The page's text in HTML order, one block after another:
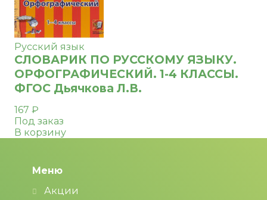
Русский язык
СЛОВАРИК ПО РУССКОМУ ЯЗЫКУ.
ОРФОГРАФИЧЕСКИЙ. 1-4 КЛАССЫ.
ФГОС Дьячкова Л.В.
167 ₽
Под заказ
В корзину
Меню
Акции